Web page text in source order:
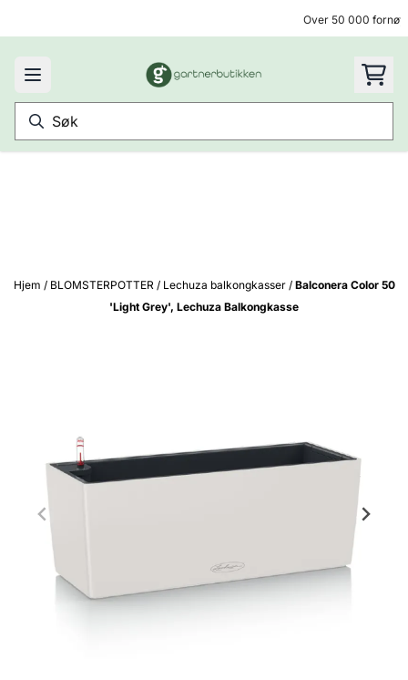
Over 50 000
Hjem / BLOMSTERPOTTER / Lechuza balkongkasser / Balconera Color 50
'Light Grey', Lechuza Balkongkasse